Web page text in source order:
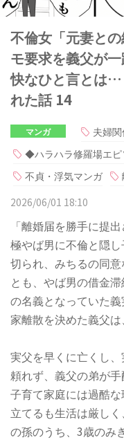
不倫女「元妻と
モ要求を義父が
快なひと言とは…
れた話 14
マンガ 夫婦
◆ハラハラ修羅場エピ
不貞・浮気マンガ
2026/06/01 18:10
「離婚届を勝手に提
極やば男に不倫と隠
切られ、みちるの同
とも、やば男の借金
の名義となっていた
家離散を決めた義父は
実父を早くに亡くし
頼れず、義父の弟が
子育て家庭には過酷
立てるも生活は厳し
の孫のうち、3歳のみ